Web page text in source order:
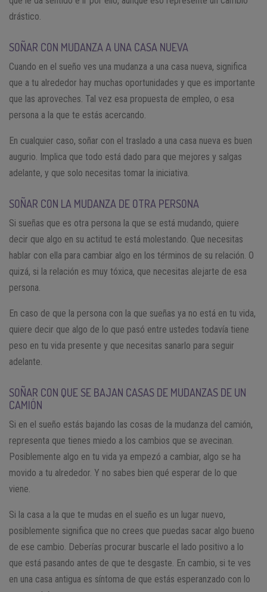
drástico.
SOÑAR CON MUDANZA A UNA CASA NUEVA
Cuando en el sueño ves una mudanza a una casa nueva, significa
que a tu alrededor hay muchas oportunidades y que es importante
que las aproveches. Tal vez esa propuesta de empleo, o esa
persona a la que te estás acercando.
En cualquier caso, soñar con el traslado a una casa nueva es buen
augurio. Implica que todo está dado para que mejores y salgas
adelante, y que solo necesitas tomar la iniciativa.
SOÑAR CON LA MUDANZA DE OTRA PERSONA
Si sueñas que es otra persona la que se está mudando, quiere
decir que algo en su actitud te está molestando. Que necesitas
hablar con ella para cambiar algo en los términos de su relación. O
quizá, si la relación es muy tóxica, que necesitas alejarte de esa
persona.
En caso de que la persona con la que sueñas ya no está en tu vida,
quiere decir que algo de lo que pasó entre ustedes todavía tiene
peso en tu vida presente y que necesitas sanarlo para seguir
adelante.
SOÑAR CON QUE SE BAJAN CASAS DE MUDANZAS DE UN
CAMIÓN
Si en el sueño estás bajando las cosas de la mudanza del camión,
representa que tienes miedo a los cambios que se avecinan.
Posiblemente algo en tu vida ya empezó a cambiar, algo se ha
movido a tu alrededor. Y no sabes bien qué esperar de lo que
viene.
Si la casa a la que te mudas en el sueño es un lugar nuevo,
posiblemente significa que no crees que puedas sacar algo bueno
de ese cambio. Deberías procurar buscarle el lado positivo a lo
que está pasando antes de que te desgaste. En cambio, si te ves
en una casa antigua es síntoma de que estás esperanzado con lo